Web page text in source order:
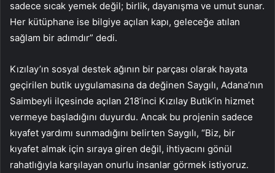
sadece sıcak yemek değil; birlik, dayanışma ve umut sunar.
Her kütüphane ise bilgiye açılan kapı, geleceğe atılan
sağlam bir adımdır” dedi.
Kızılay’ın sosyal destek ağının bir parçası olarak hayata
geçirilen butik uygulamasına da değinen Saygılı, Adana’nın
Saimbeyli ilçesinde açılan 218’inci Kızılay Butik’in hizmet
vermeye başladığını duyurdu. Ancak bu projenin sadece
kıyafet yardımı sunmadığını belirten Saygılı, “Biz, bir
kıyafet almak için sıraya giren değil, ihtiyacını gönül
rahatlığıyla karşılayan onurlu insanlar görmek istiyoruz.